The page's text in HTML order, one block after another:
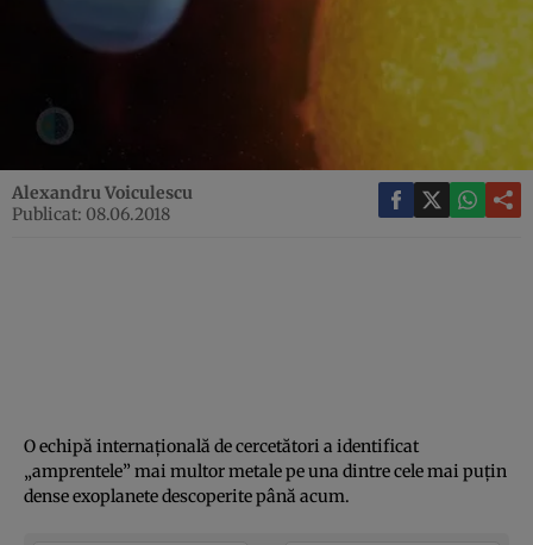
Alexandru Voiculescu
Publicat: 08.06.2018
O echipă internaţională de cercetători a identificat
„amprentele” mai multor metale pe una dintre cele mai puţin
dense exoplanete descoperite până acum.